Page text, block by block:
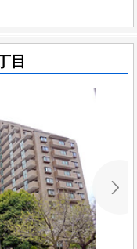
目